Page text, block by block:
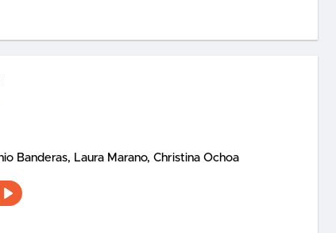
Antonio Banderas, Laura Marano, Christina Ochoa